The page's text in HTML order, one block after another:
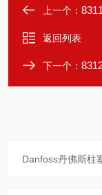
上一个：
返回列表
下一个：